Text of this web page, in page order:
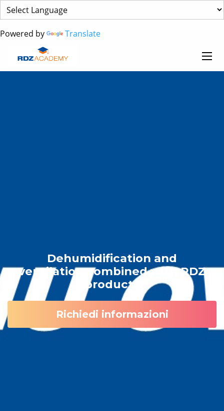
Powered by Translate
Dehumidification and
ventilation combined with RDZ
products
Richiedi informazioni